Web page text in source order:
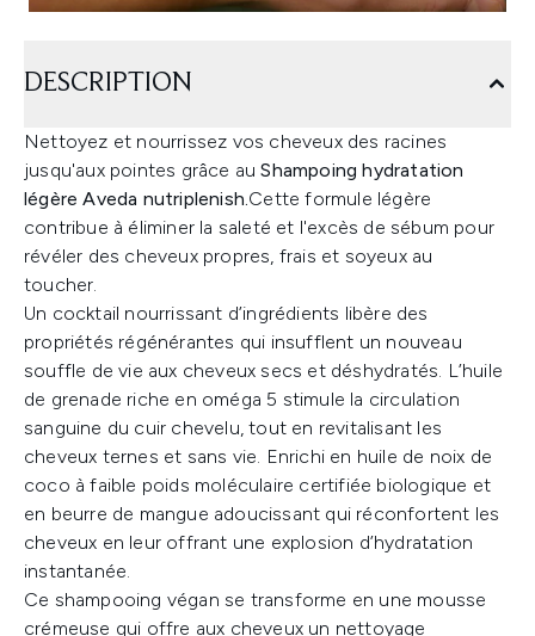
DESCRIPTION
Nettoyez et nourrissez vos cheveux des racines
jusqu'aux pointes grâce au Shampoing hydratation
légère Aveda nutriplenish.Cette formule légère
contribue à éliminer la saleté et l'excès de sébum pour
révéler des cheveux propres, frais et soyeux au
toucher.
Un cocktail nourrissant d’ingrédients libère des
propriétés régénérantes qui insufflent un nouveau
souffle de vie aux cheveux secs et déshydratés. L’huile
de grenade riche en oméga 5 stimule la circulation
sanguine du cuir chevelu, tout en revitalisant les
cheveux ternes et sans vie. Enrichi en huile de noix de
coco à faible poids moléculaire certifiée biologique et
en beurre de mangue adoucissant qui réconfortent les
cheveux en leur offrant une explosion d’hydratation
instantanée.
Ce shampooing végan se transforme en une mousse
crémeuse qui offre aux cheveux un nettoyage